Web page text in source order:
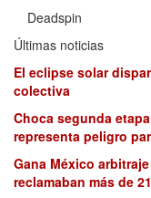
Deadspin
Últimas noticias
El eclipse solar
colectiva
Choca segunda
representa peligro
Gana México
reclamaban más de